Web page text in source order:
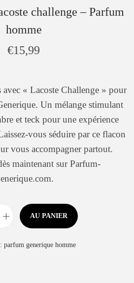
challenge – Parfum
homme
€15,99
avec « Lacoste Challenge » pour
Un mélange stimulant
et teck pour une expérience
vous séduire par ce flacon
vous accompagner partout.
maintenant sur Parfum-
AU PANIER
parfum generique homme